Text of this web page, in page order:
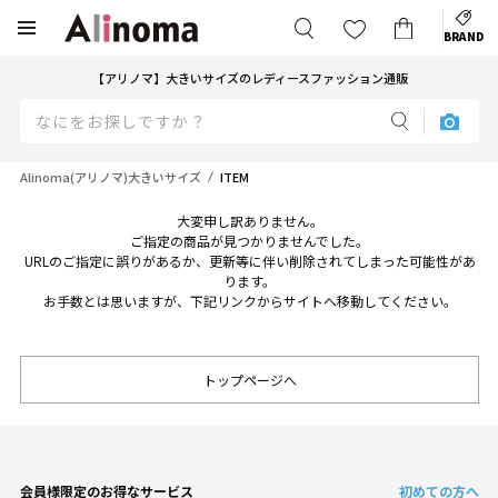
BRAND
【アリノマ】大きいサイズのレディースファッション通販
Alinoma(アリノマ)大きいサイズ ITEM
大変申し訳ありません。
ご指定の商品が見つかりませんでした。
URLのご指定に誤りがあるか、更新等に伴い削除されてしまった可能性があ
ります。
お手数とは思いますが、下記リンクからサイトへ移動してください。
トップページへ
会員様限定のお得なサービス 初めての方へ